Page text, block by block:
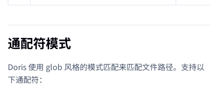
通配符模式
Doris 使用 glob 风格的模式匹配来匹配文件路径。支持以
下通配符：